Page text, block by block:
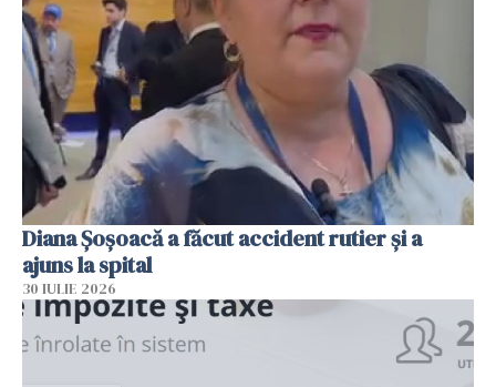
Diana Șoșoacă a făcut accident rutier și a
ajuns la spital
30 IULIE 2026